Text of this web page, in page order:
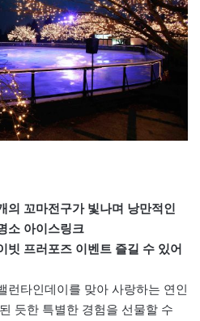
의 꼬마전구가 빛나며 낭만적인
소 아이스링크
빗 프러포즈 이벤트 즐길 수 있어
런타인데이를 맞아 사랑하는 연인
듯한 특별한 경험을 선물할 수